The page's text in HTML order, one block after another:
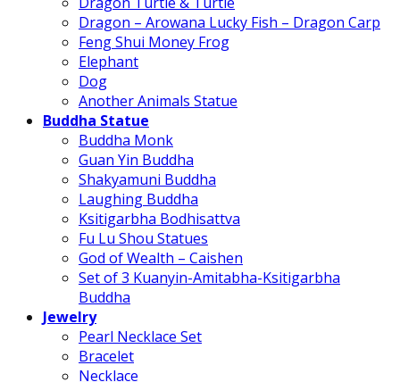
Dragon – Arowana Lucky Fish – Dragon Carp
Feng Shui Money Frog
Elephant
Dog
Another Animals Statue
Buddha Statue
Buddha Monk
Guan Yin Buddha
Shakyamuni Buddha
Laughing Buddha
Ksitigarbha Bodhisattva
Fu Lu Shou Statues
God of Wealth – Caishen
Set of 3 Kuanyin-Amitabha-Ksitigarbha
Buddha
Jewelry
Pearl Necklace Set
Bracelet
Necklace